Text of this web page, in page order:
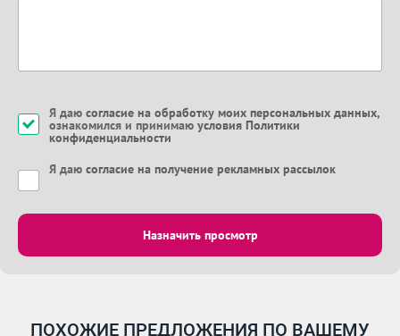
Я даю согласие на обработку моих персональных данных,
ознакомился и принимаю условия Политики
конфиденциальности
Я даю согласие на получение рекламных рассылок
Назначить просмотр
ПОХОЖИЕ ПРЕДЛОЖЕНИЯ ПО ВАШЕМУ